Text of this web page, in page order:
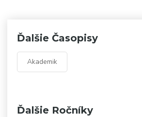
Ďalšie Časopisy
Akademik
Ďalšie Ročníky